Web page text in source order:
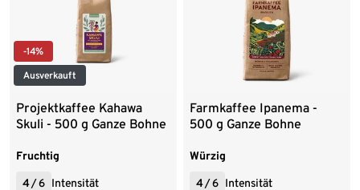
-14%
Ausverkauft
Projektkaffee Kahawa
Skuli - 500 g Ganze Bohne
Fruchtig
4/6 Intensität
Farmkaffee Ipanema -
500 g Ganze Bohne
Würzig
4/6 Intensität